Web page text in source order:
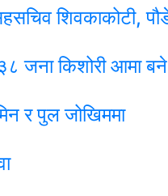
शिवकाकोटी,
जना किशोरी आमा बने
र पुल जोखिममा